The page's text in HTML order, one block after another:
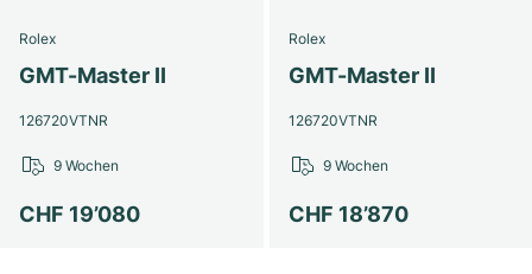
Rolex
GMT-Master II
126720VTNR
CHF 19’080
9 Wochen
Rolex
GMT-Master II
126720VTNR
CHF 18’870
9 Wochen